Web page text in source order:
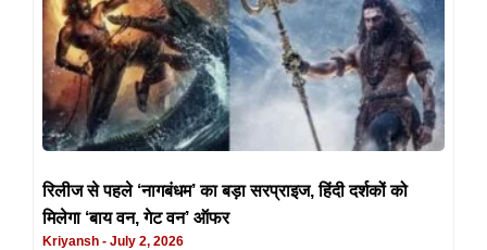
रिलीज से पहले ‘नागबंधम’ का बड़ा सरप्राइज, हिंदी दर्शकों को
मिलेगा ‘बाय वन, गेट वन’ ऑफर
Kriyansh July 2, 2026